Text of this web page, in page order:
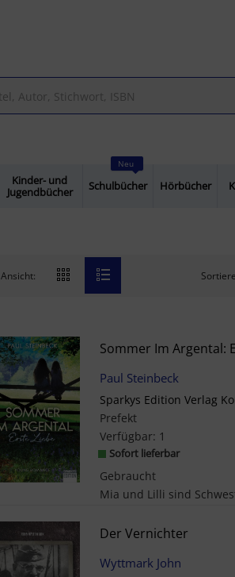
Kinder- und
Jugendbücher
Neu
Schulbücher Hörbücher
Ansicht:
Sommer Im Argental:
Paul Steinbeck
Sparkys Edition Verlag
Prefekt
Verfügbar: 1
Sofort lieferbar
Gebraucht
Der Vernichter
Wyttmark John